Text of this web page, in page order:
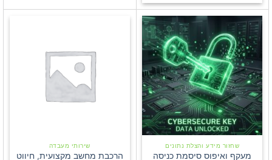
יש
ניתן
את
בעמוד
שחזור מידע והצלת נתונים
מעקף ואיפוס סיסמת כניסה
שירותי מעבדה
הרכבת מחשב מקצועית, חיווט